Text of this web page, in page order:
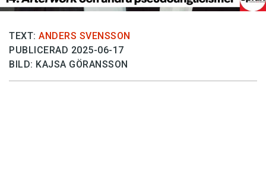
Prenumerera
Läs Språktidningen digitalt
Press
TEXT: ANDERS SVENSSON
PUBLICERAD 2025-06-17
BILD: KAJSA GÖRANSSON